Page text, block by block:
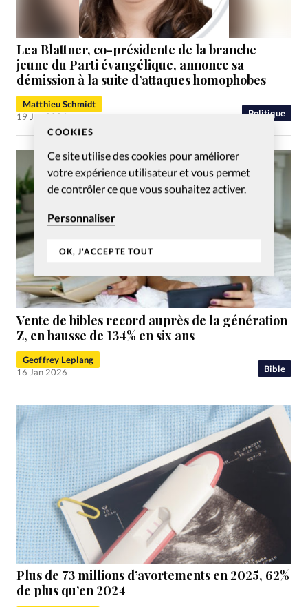
COOKIES
Ce site utilise des cookies pour améliorer
votre expérience utilisateur et vous permet
de contrôler ce que vous souhaitez activer.
Personnaliser
OK, J'ACCEPTE TOUT
Politique
Lea Blattner, co-présidente de la branche
jeune du Parti évangélique, annonce sa
démission à la suite d’attaques homophobes
Matthieu Schmidt
19 Jan 2026
Bible
Vente de bibles record auprès de la génération
Z, en hausse de 134% en six ans
Geoffrey Leplang
16 Jan 2026
Plus de 73 millions d’avortements en 2025, 62%
de plus qu’en 2024